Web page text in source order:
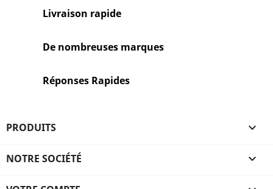
Livraison rapide
De nombreuses marques
Réponses Rapides
PRODUITS 
NOTRE SOCIÉTÉ 